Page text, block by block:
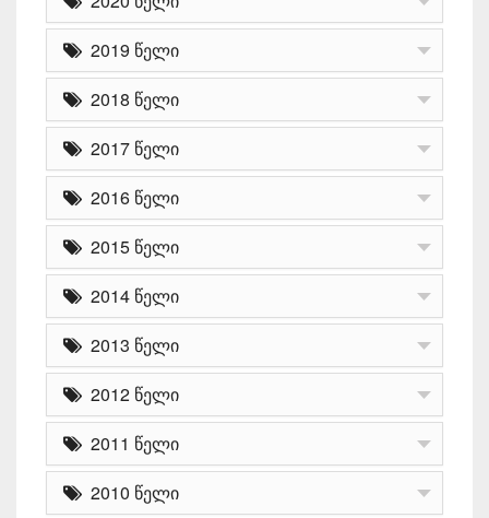
2019 წელი
2018 წელი
2017 წელი
2016 წელი
2015 წელი
2014 წელი
2013 წელი
2012 წელი
2011 წელი
2010 წელი